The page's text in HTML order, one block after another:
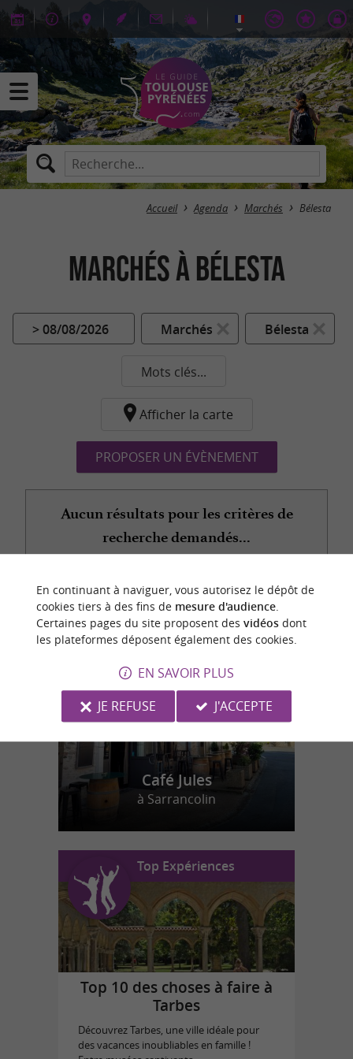
Accueil Agenda Marchés Bélesta
Marchés à Bélesta
> 08/08/2026 Marchés Bélesta
Mots clés...
Afficher la carte
PROPOSER UN ÉVÈNEMENT
Aucun résultats pour les critères de
recherche demandés...
n
o
t
r
e
c
o
u
p
d
e
c
o
e
u
r
Café Jules
à Sarrancolin
Top Expériences
Top 10 des choses à faire à
Tarbes
Découvrez Tarbes, une ville idéale pour
des vacances inoubliables en famille !
En continuant à naviguer, vous autorisez le dépôt de
cookies tiers à des fins de mesure d'audience.
Certaines pages du site proposent des vidéosdont
les plateformes déposent également des cookies.
EN SAVOIR PLUS
JE REFUSE
J'ACCEPTE